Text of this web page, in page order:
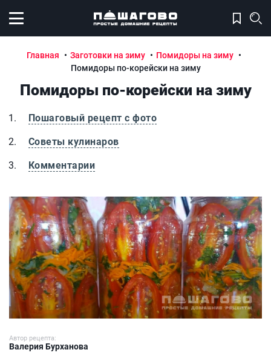
Открыть меню
Главная Заготовки на зиму
Помидоры на зиму
Помидоры по-корейски на зиму
Помидоры по-корейски на зиму
Пошаговый рецепт с фото
Советы кулинаров
Комментарии
Помидоры по-корейски на зиму
Автор рецепта:
Валерия Бурханова